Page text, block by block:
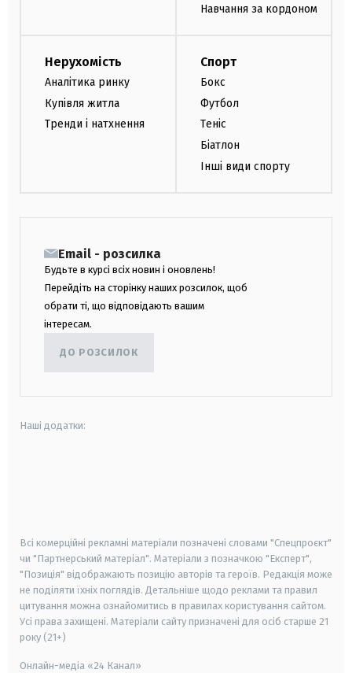
Навчання за кордоном
Нерухомість
Аналітика ринку
Купівля житла
Тренди і натхнення
Спорт
Бокс
Футбол
Теніс
Біатлон
Інші види спорту
Email - розсилка
Будьте в курсі всіх новин і оновлень!
Перейдіть на сторінку наших розсилок, щоб
обрати ті, що відповідають вашим
інтересам.
ДО РОЗСИЛОК
Наші додатки:
Всі комерційні рекламні матеріали позначені словами "Спецпроєкт"
чи "Партнерський матеріал". Матеріали з позначкою "Експерт",
"Позиція" відображають позицію авторів та героїв. Редакція може
не поділяти їхніх поглядів. Детальніше щодо реклами та правил
цитування можна ознайомитись в правилах користування сайтом.
Усі права захищені. Матеріали сайту призначені для осіб старше 21
року (21+)
Онлайн-медіа «24 Канал»